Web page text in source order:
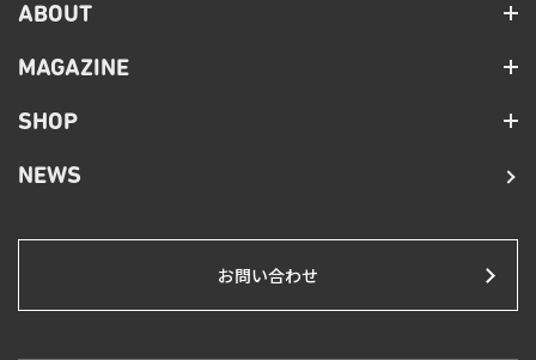
ABOUT
MAGAZINE
SHOP
NEWS
お問い合わせ